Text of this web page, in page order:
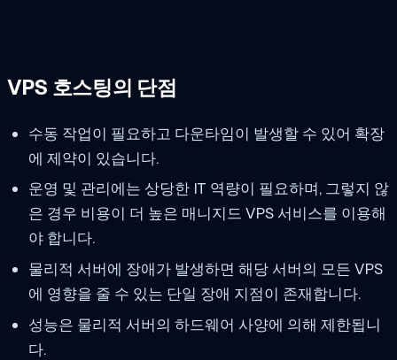
VPS 호스팅의 단점
수동 작업이 필요하고 다운타임이 발생할 수 있어 확장
에 제약이 있습니다.
운영 및 관리에는 상당한 IT 역량이 필요하며, 그렇지 않
은 경우 비용이 더 높은 매니지드 VPS 서비스를 이용해
야 합니다.
물리적 서버에 장애가 발생하면 해당 서버의 모든 VPS
에 영향을 줄 수 있는 단일 장애 지점이 존재합니다.
성능은 물리적 서버의 하드웨어 사양에 의해 제한됩니
다.